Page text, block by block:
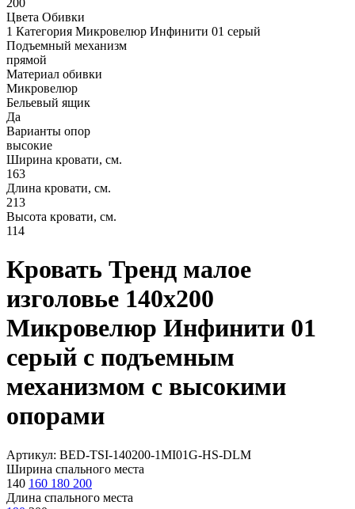
Цвета Обивки
1 Категория Микровелюр Инфинити 01 серый
Подъемный механизм
прямой
Материал обивки
Микровелюр
Бельевый ящик
Да
Варианты опор
высокие
Ширина кровати, см.
163
Длина кровати, см.
213
Высота кровати, см.
114
Кровать Тренд малое
изголовье 140х200
Микровелюр Инфинити 01
серый с подъемным
механизмом с высокими
опорами
Артикул: BED-TSI-140200-1MI01G-HS-DLM
Ширина спального места
140 160 180 200
Длина спального места